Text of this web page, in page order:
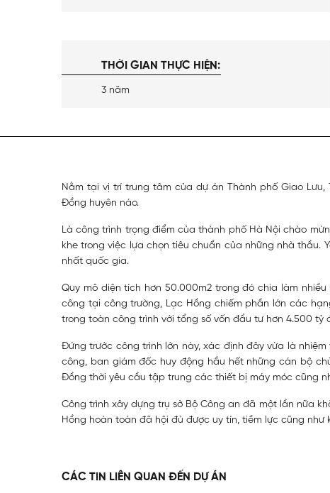
THỜI GIAN THỰC HIỆN:
3 năm
Nằm tại vị trí trung tâm của dự án Thành phố Giao Lưu,
Đồng huyên náo.
Là công trình trọng điểm của thành phố Hà Nội chào
khe trong việc lựa chọn tiêu chuẩn của những nhà
nhất quốc gia.
Quy mô diện tích hơn 50.000m2 trong đó chia làm
công tại công trường, Lạc Hồng chiếm phần lớn các
trong toàn công trình với tổng số vốn đầu tư hơn 4.500 tỷ
Đứng trước công trình lớn này, xác định đây vừa là
công, ban giám đốc huy động hầu hết những cán bộ
Đồng thời yêu cầu tập trung các thiết bị máy móc cũng
Công trình xây dựng trụ sở Bộ Công an đã một lần nữa
Hồng hoàn toàn đã hội đủ được uy tín, tiềm lực cũng
CÁC TIN LIÊN QUAN ĐẾN DỰ ÁN